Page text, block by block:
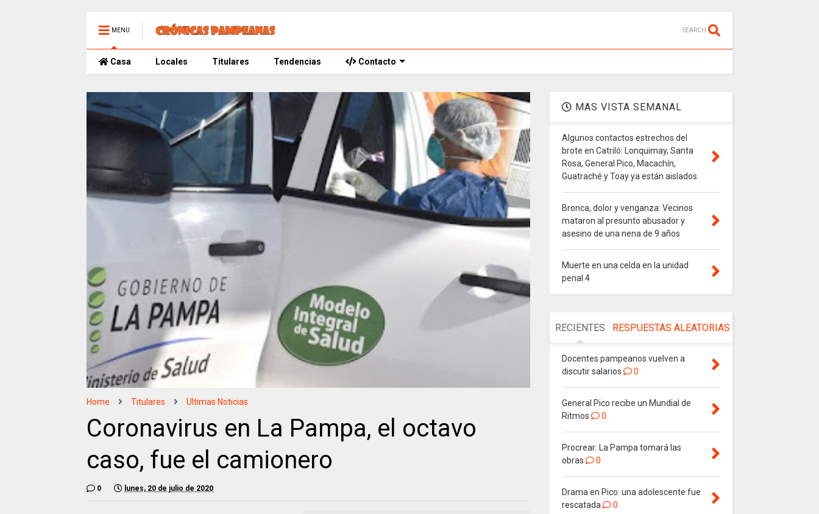
MENU SEARCH
Casa Locales Titulares Tendencias Contacto
Home Titulares Ultimas Noticias
Coronavirus en La Pampa, el octavo
caso, fue el camionero
0 lunes, 20 de julio de 2020
MAS VISTA SEMANAL
Algunos contactos estrechos del
brote en Catriló: Lonquimay, Santa
Rosa, General Pico, Macachín,
Guatraché y Toay ya están aislados.
Bronca, dolor y venganza: Vecinos
mataron al presunto abusador y
asesino de una nena de 9 años
Muerte en una celda en la unidad
penal 4
RECIENTES RESPUESTAS ALEATORIAS
Docentes pampeanos vuelven a
discutir salarios
0
General Pico recibe un Mundial de
Ritmos
0
Procrear: La Pampa tomará las
obras
0
Drama en Pico: una adolescente fue
rescatada
0